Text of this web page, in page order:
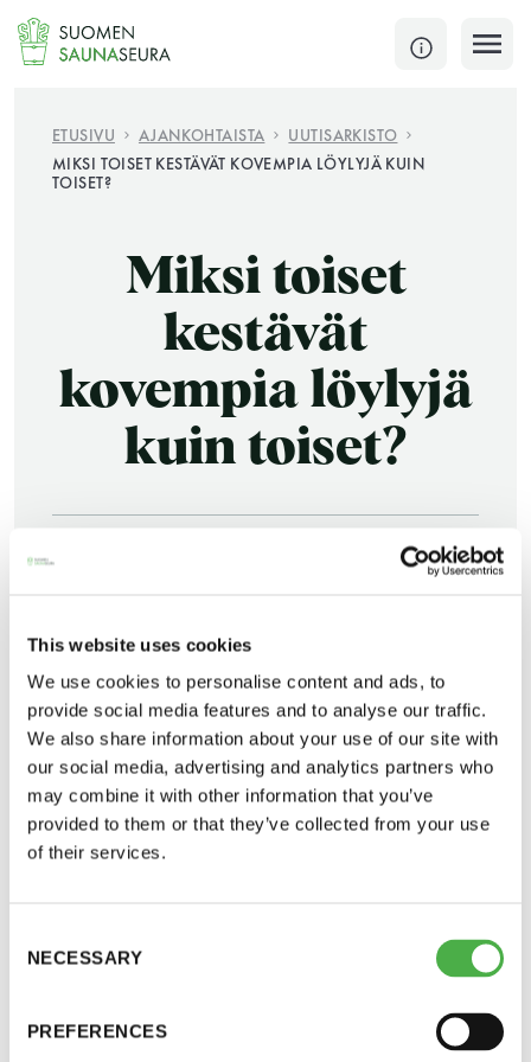
This website uses cookies
We use cookies to personalise content and ads, to
provide social media features and to analyse our traffic.
We also share information about your use of our site with
our social media, advertising and analytics partners who
may combine it with other information that you’ve
provided to them or that they’ve collected from your use
of their services.
Selection
NECESSARY
PREFERENCES
Siirry
sisältöön
SULJE
Jokaisen kuun 1. lauantai on jaettu ja jokaisen kuun
KATSO TARKEMMAT AUKIOLOAJAT
JÄSENSIVUT
Saunatalo on avoinna
myös helatorstaina
-Naisten päivät ovat maanantai ja
ETUSIVU AJANKOHTAISTA
UUTISARKISTO
MIKSI TOISET KESTÄVÄT KOVEMPIA LÖYLYJÄ KUIN
TOISET?
Miksi toiset
kestävät
kovempia löylyjä
kuin toiset?
JAA:
kunniapuheenjohtaja Lasse Viinikka. Lue juttu
http://yle.fi/uutiset/hiki_virtaa_ja_olkapaita_polt